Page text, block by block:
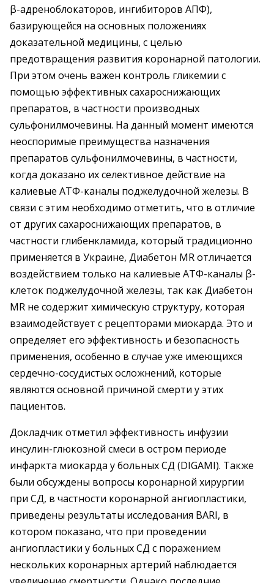
β-адреноблокаторов, ингибиторов АПФ),
базирующейся на основных положениях
доказательной медицины, с целью
предотвращения развития коронарной патологии.
При этом очень важен контроль гликемии с
помощью эффективных сахароснижающих
препаратов, в частности производных
сульфонилмочевины. На данный момент имеются
неоспоримые преимущества назначения
препаратов сульфонилмочевины, в частности,
когда доказано их селективное действие на
калиевые АТФ-каналы поджелудочной железы. В
связи с этим необходимо отметить, что в отличие
от других сахароснижающих препаратов, в
частности глибенкламида, который традиционно
применяется в Украине, Диабетон MR отличается
воздействием только на калиевые АТФ-каналы β-
клеток поджелудочной железы, так как Диабетон
MR не содержит химическую структуру, которая
взаимодействует с рецепторами миокарда. Это и
определяет его эффективность и безопасность
применения, особенно в случае уже имеющихся
сердечно-сосудистых осложнений, которые
являются основной причиной смерти у этих
пациентов.
Докладчик отметил эффективность инфузии
инсулин-глюкозной смеси в остром периоде
инфаркта миокарда у больных СД (DIGAMI). Также
были обсуждены вопросы коронарной хирургии
при СД, в частности коронарной ангиопластики,
приведены результаты исследования BARI, в
котором показано, что при проведении
ангиопластики у больных СД с поражением
нескольких коронарных артерий наблюдается